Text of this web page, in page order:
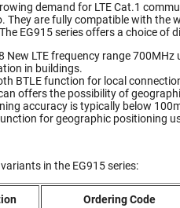
demand for LTE Cat.1
They are fully compatible with the
EG915 series offers a choice of
New LTE frequency range
in buildings.
BTLE function for local
offers the possibility of
accuracy is typically below
for geographic positioning
in the EG915 series:
Ordering Code